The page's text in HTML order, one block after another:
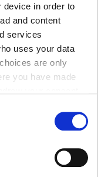
device in order to
and content
services
uses your data
are only
you have made
geographical
TV
Κράτηση